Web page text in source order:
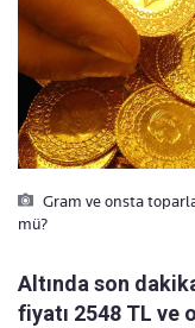
Gram ve onsta
mü?
Altında son
fiyatı 2548 TL ve